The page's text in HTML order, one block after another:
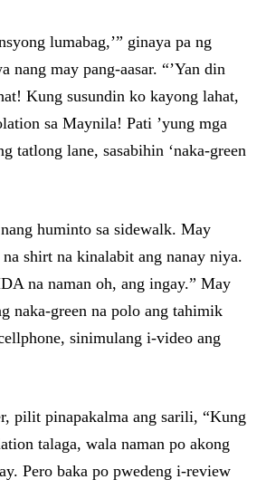
lumabag,’” ginaya pa ng
nang may pang-aasar. “’Yan din
Kung susundin ko kayong lahat,
sa Maynila! Pati ’yung mga
tatlong lane, sasabihin ‘naka-green
huminto sa sidewalk. May
shirt na kinalabit ang nanay niya.
na naman oh, ang ingay.” May
naka-green na polo ang tahimik
sinimulang i-video ang
pilit pinapakalma ang sarili, “Kung
talaga, wala naman po akong
Pero baka po pwedeng i-review